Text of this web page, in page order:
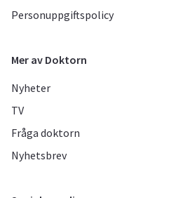
Personuppgiftspolicy
Mer av Doktorn
Nyheter
TV
Fråga doktorn
Nyhetsbrev